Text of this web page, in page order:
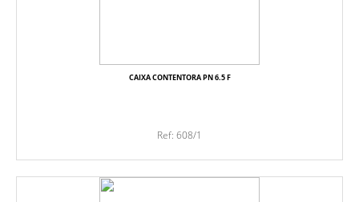
CAIXA CONTENTORA PN 6.5 F
Ref: 608/1